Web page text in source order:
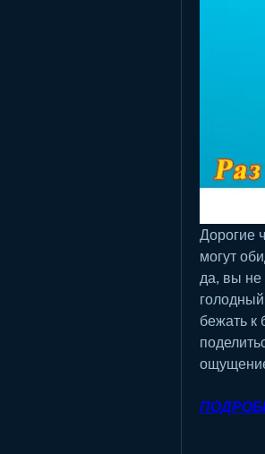
Дорогие
могут
да, вы не
бежать к